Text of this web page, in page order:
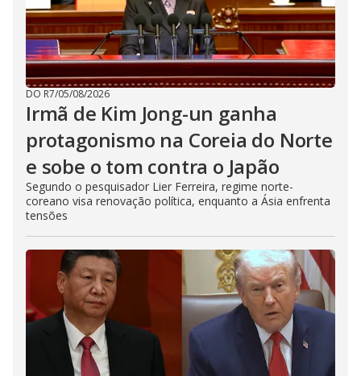
DO R7/05/08/2026
Irmã de Kim Jong-un ganha
protagonismo na Coreia do Norte
e sobe o tom contra o Japão
Segundo o pesquisador Lier Ferreira, regime norte-
coreano visa renovação política, enquanto a Ásia enfrenta
tensões